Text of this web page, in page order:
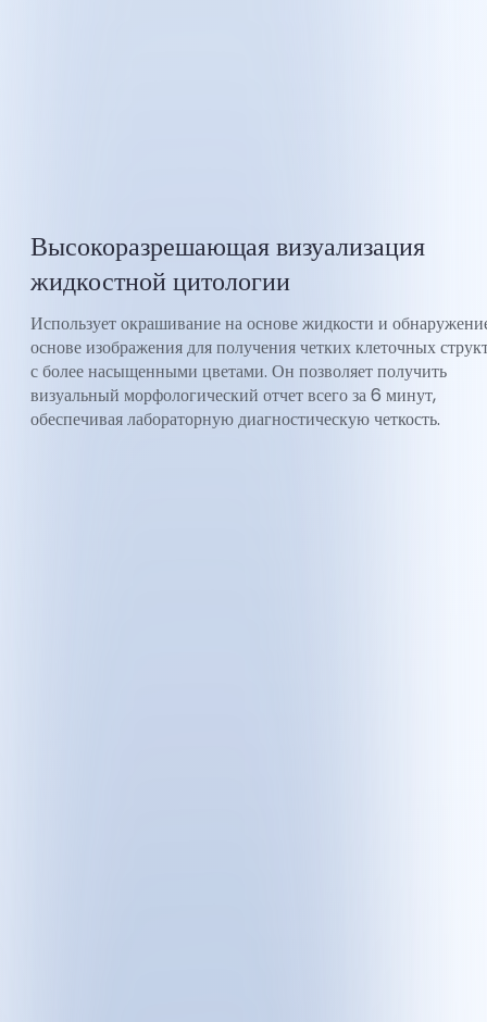
Высокоразрешающая визуализация
жидкостной цитологии
Использует окрашивание на основе жидкости и
основе изображения для получения четких клеточных
с более насыщенными цветами. Он позволяет получить
визуальный морфологический отчет всего за 6 минут,
обеспечивая лабораторную диагностическую четкость.